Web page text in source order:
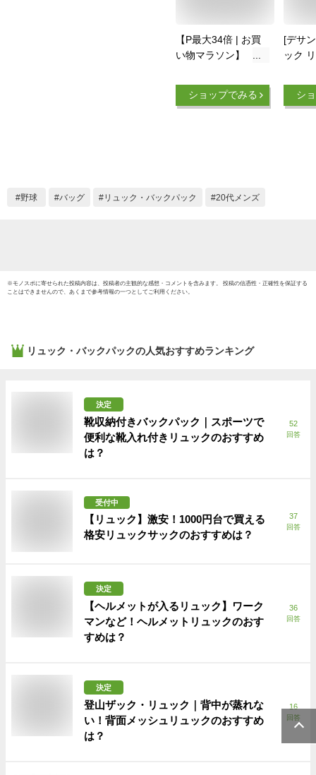
【P最大34倍 | お買
い物マラソン】
ーバランス リュック
通学 new balance
ュック スポーツリュ
ショップでみる
[デサ
ック
り】
ネス
シ
野球 バッグ リュック・バックパック 20代メンズ
※モノスポに寄せられた投稿内容は、投稿者の主観的な感想・コメントを含みます。 投稿の信憑性・正確性を保証する
ことはできませんので、あくまで参考情報の一つとしてご利用ください。
リュック・バックパックの人気おすすめランキング
決定
靴収納付きバックパック｜スポーツで
便利な靴入れ付きリュックのおすすめ
は？
52
回答
受付中
【リュック】激安！1000円台で買える
格安リュックサックのおすすめは？
37
回答
決定
【ヘルメットが入るリュック】ワーク
マンなど！ヘルメットリュックのおす
すめは？
36
回答
決定
登山ザック・リュック｜背中が蒸れな
い！背面メッシュリュックのおすすめ
は？
16
回答